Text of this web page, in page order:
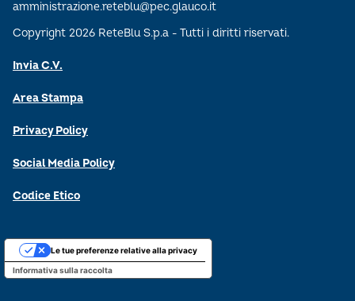
amministrazione.reteblu@pec.glauco.it
Copyright 2026 ReteBlu S.p.a - Tutti i diritti riservati.
Invia C.V.
Area Stampa
Privacy Policy
Social Media Policy
Codice Etico
Informativa sulla raccolta
Le tue preferenze relative alla privacy